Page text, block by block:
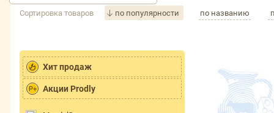
Сортировка товаров по популярности по названию
Хит продаж
P+ Акции Prodly